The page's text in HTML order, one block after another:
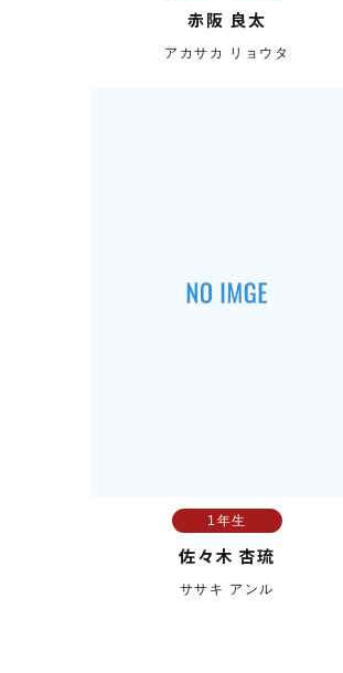
赤阪 良太
アカサカ リョウタ
1年生
佐々木 杏琉
ササキ アンル